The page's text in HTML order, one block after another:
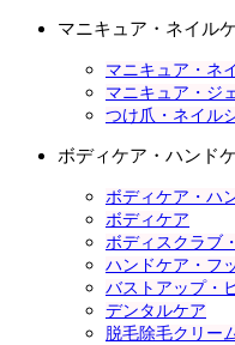
マニキュア・ネイル
マニキュア・ネ
マニキュア・ジ
つけ爪・ネイル
ボディケア・ハンド
ボディケア・ハ
ボディケア
ボディスクラブ
ハンドケア・フ
バストアップ・
デンタルケア
脱毛除毛クリー